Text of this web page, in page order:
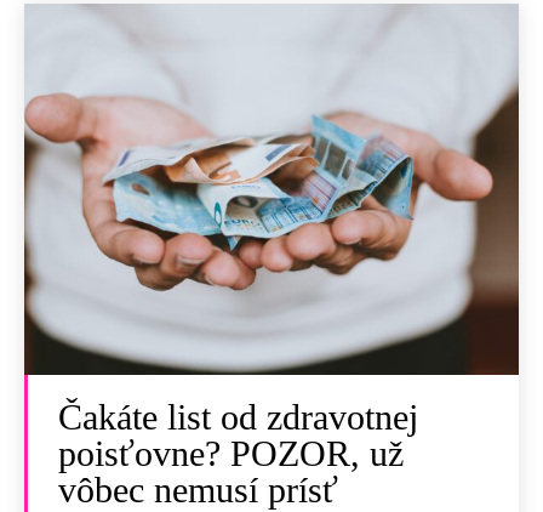
Čakáte list od zdravotnej
poisťovne? POZOR, už
vôbec nemusí prísť